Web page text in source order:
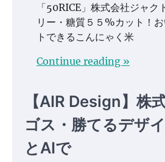
「50RICE」株式会社ジャク
リー・糖質５５%カット！
トできるこんにゃく米
Continue reading »
【AIR Design】株
ゴス・勝てるデザ
とAIで